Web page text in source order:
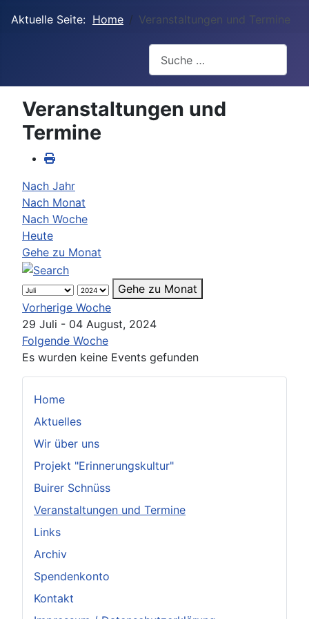
Aktuelle Seite: Home Veranstaltungen und Termine
Home
Aktuelles
Wir über uns
Projekt "Erinnerungskultur"
Buirer Schnüss
Veranstaltungen und Termine
Links
Archiv
Spendenkonto
Kontakt
Veranstaltungen und
Termine
Nach Jahr
Nach Monat
Nach Woche
Heute
Gehe zu Monat
Gehe zu Monat
Vorherige Woche
29 Juli - 04 August, 2024
Folgende Woche
Es wurden keine Events gefunden